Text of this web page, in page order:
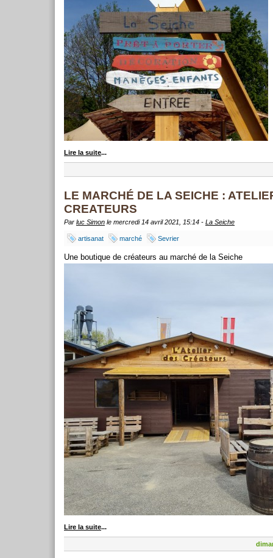
Lire la suite...
LE MARCHÉ DE LA SEICHE :
CREATEURS
Par luc Simon le mercredi 14 avril 2021, 15:14 - La Seiche
artisanat marché Sevrier
Une boutique de créateurs au marché de la Seiche
Lire la suite...